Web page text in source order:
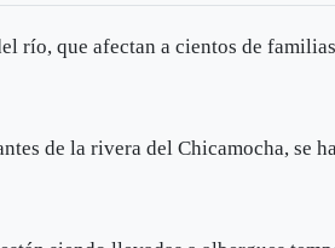
río, que afectan a cientos de
de la rivera del Chicamocha, se